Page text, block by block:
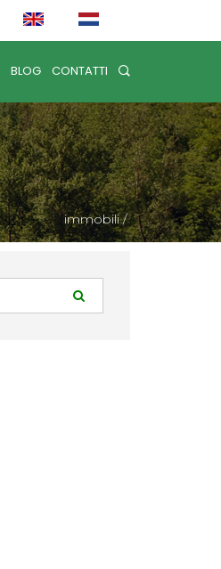
BLOG CONTATTI
immobili/